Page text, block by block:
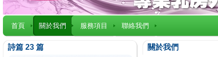
首頁 關於我們 服務項目 聯絡我們
詩篇 23 篇 關於我們